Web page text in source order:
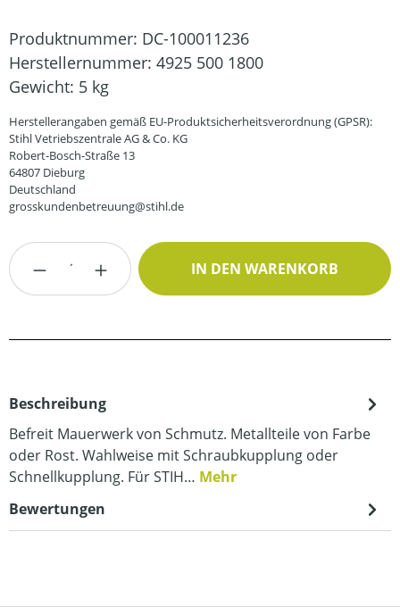
Produktnummer: DC-100011236
Herstellernummer: 4925 500 1800
Gewicht: 5 kg
Herstellerangaben gemäß EU-Produktsicherheitsverordnung (GPSR):
Stihl Vetriebszentrale AG & Co. KG
Robert-Bosch-Straße 13
64807 Dieburg
Deutschland
grosskundenbetreuung@stihl.de
Produkt Anzahl: Gib den gewünschten
IN DEN WARENKORB
Beschreibung
Befreit Mauerwerk von Schmutz. Metallteile von Farbe
oder Rost. Wahlweise mit Schraubkupplung oder
Schnellkupplung. Für STIH… Mehr
Bewertungen